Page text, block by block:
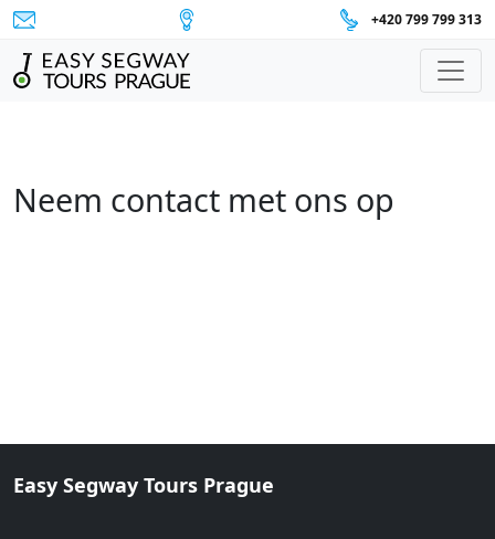
+420 799 799 313
Hoofdnavigatie
Neem contact met ons op
Easy Segway Tours Prague